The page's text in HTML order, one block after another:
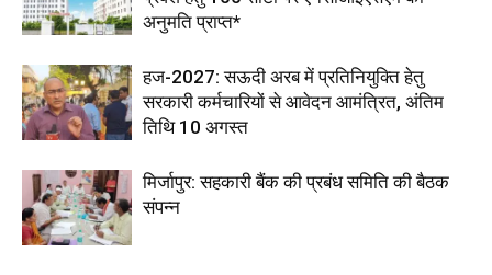
अनुमति प्राप्त*
हज-2027: सऊदी अरब में प्रतिनियुक्ति हेतु
सरकारी कर्मचारियों से आवेदन आमंत्रित, अंतिम
तिथि 10 अगस्त
मिर्जापुर: सहकारी बैंक की प्रबंध समिति की बैठक
संपन्न